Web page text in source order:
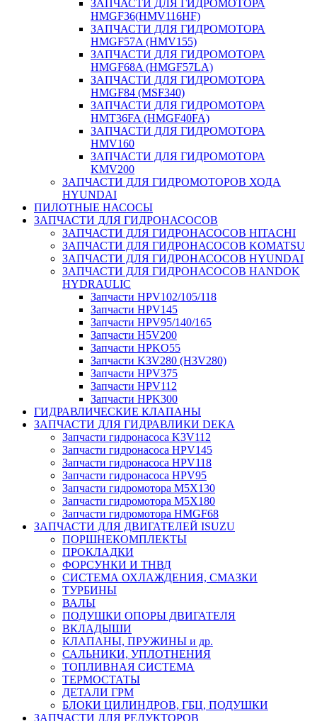
ЗАПЧАСТИ ДЛЯ ГИДРОМОТОРА
HMGF36(HMV116HF)
ЗАПЧАСТИ ДЛЯ ГИДРОМОТОРА
HMGF57A (HMV155)
ЗАПЧАСТИ ДЛЯ ГИДРОМОТОРА
HMGF68A (HMGF57LA)
ЗАПЧАСТИ ДЛЯ ГИДРОМОТОРА
HMGF84 (MSF340)
ЗАПЧАСТИ ДЛЯ ГИДРОМОТОРА
HMT36FA (HMGF40FA)
ЗАПЧАСТИ ДЛЯ ГИДРОМОТОРА
HMV160
ЗАПЧАСТИ ДЛЯ ГИДРОМОТОРА
KMV200
ЗАПЧАСТИ ДЛЯ ГИДРОМОТОРОВ ХОДА
HYUNDAI
ПИЛОТНЫЕ НАСОСЫ
ЗАПЧАСТИ ДЛЯ ГИДРОНАСОСОВ
ЗАПЧАСТИ ДЛЯ ГИДРОНАСОСОВ HITACHI
ЗАПЧАСТИ ДЛЯ ГИДРОНАСОСОВ KOMATSU
ЗАПЧАСТИ ДЛЯ ГИДРОНАСОСОВ HYUNDAI
ЗАПЧАСТИ ДЛЯ ГИДРОНАСОСОВ HANDOK
HYDRAULIC
Запчасти HPV102/105/118
Запчасти HPV145
Запчасти HPV95/140/165
Запчасти H5V200
Запчасти HPKO55
Запчасти K3V280 (H3V280)
Запчасти HPV375
Запчасти HPV112
Запчасти HPK300
ГИДРАВЛИЧЕСКИЕ КЛАПАНЫ
ЗАПЧАСТИ ДЛЯ ГИДРАВЛИКИ DEKA
Запчасти гидронасоса K3V112
Запчасти гидронасоса HPV145
Запчасти гидронасоса HPV118
Запчасти гидронасоса HPV95
Запчасти гидромотора M5X130
Запчасти гидромотора M5X180
Запчасти гидромотора HMGF68
ЗАПЧАСТИ ДЛЯ ДВИГАТЕЛЕЙ ISUZU
ПОРШНЕКОМПЛЕКТЫ
ПРОКЛАДКИ
ФОРСУНКИ И ТНВД
СИСТЕМА ОХЛАЖДЕНИЯ, СМАЗКИ
ТУРБИНЫ
ВАЛЫ
ПОДУШКИ ОПОРЫ ДВИГАТЕЛЯ
ВКЛАДЫШИ
КЛАПАНЫ, ПРУЖИНЫ и др.
САЛЬНИКИ, УПЛОТНЕНИЯ
ТОПЛИВНАЯ СИСТЕМА
ТЕРМОСТАТЫ
ДЕТАЛИ ГРМ
БЛОКИ ЦИЛИНДРОВ, ГБЦ, ПОДУШКИ
ЗАПЧАСТИ ДЛЯ РЕДУКТОРОВ